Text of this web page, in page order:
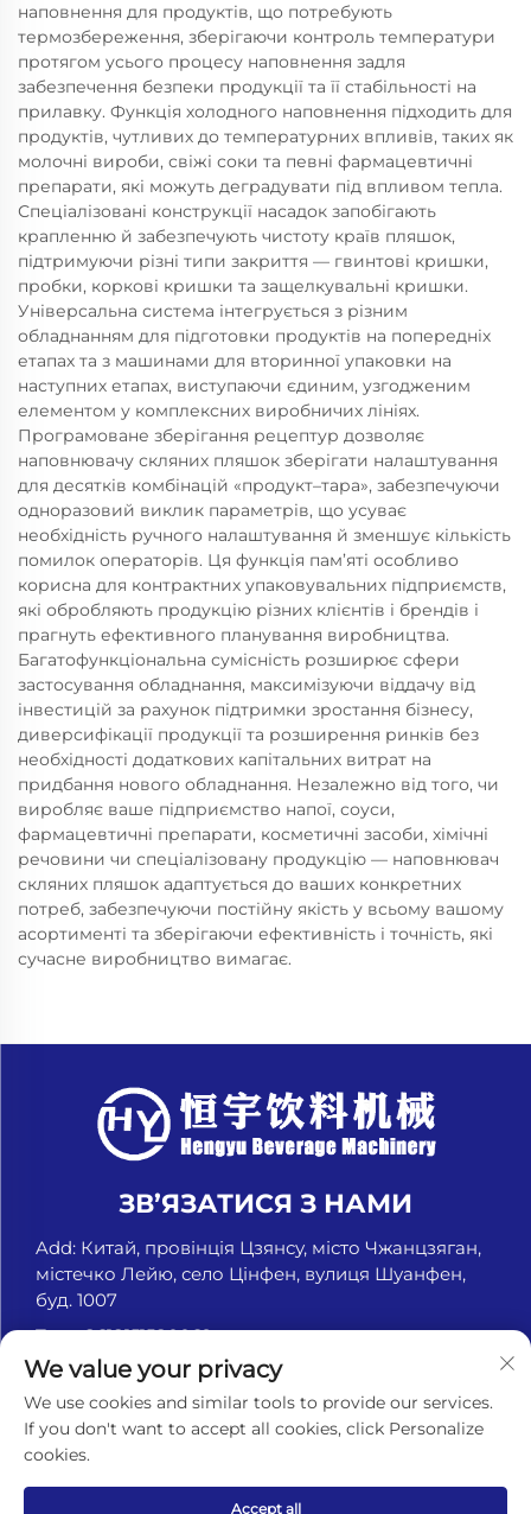
наповнення для продуктів, що потребують
термозбереження, зберігаючи контроль температури
протягом усього процесу наповнення задля
забезпечення безпеки продукції та її стабільності на
прилавку. Функція холодного наповнення підходить для
продуктів, чутливих до температурних впливів, таких як
молочні вироби, свіжі соки та певні фармацевтичні
препарати, які можуть деградувати під впливом тепла.
Спеціалізовані конструкції насадок запобігають
крапленню й забезпечують чистоту країв пляшок,
підтримуючи різні типи закриття — гвинтові кришки,
пробки, коркові кришки та защелкувальні кришки.
Універсальна система інтегрується з різним
обладнанням для підготовки продуктів на попередніх
етапах та з машинами для вторинної упаковки на
наступних етапах, виступаючи єдиним, узгодженим
елементом у комплексних виробничих лініях.
Програмоване зберігання рецептур дозволяє
наповнювачу скляних пляшок зберігати налаштування
для десятків комбінацій «продукт–тара», забезпечуючи
одноразовий виклик параметрів, що усуває
необхідність ручного налаштування й зменшує кількість
помилок операторів. Ця функція пам’яті особливо
корисна для контрактних упаковувальних підприємств,
які обробляють продукцію різних клієнтів і брендів і
прагнуть ефективного планування виробництва.
Багатофункціональна сумісність розширює сфери
застосування обладнання, максимізуючи віддачу від
інвестицій за рахунок підтримки зростання бізнесу,
диверсифікації продукції та розширення ринків без
необхідності додаткових капітальних витрат на
придбання нового обладнання. Незалежно від того, чи
виробляє ваше підприємство напої, соуси,
фармацевтичні препарати, косметичні засоби, хімічні
речовини чи спеціалізовану продукцію — наповнювач
скляних пляшок адаптується до ваших конкретних
потреб, забезпечуючи постійну якість у всьому вашому
асортименті та зберігаючи ефективність і точність, які
сучасне виробництво вимагає.
ЗВ’ЯЗАТИСЯ З НАМИ
Add: Китай, провінція Цзянсу, місто Чжанцзяган,
містечко Лейю, село Цінфен, вулиця Шуанфен,
буд. 1007
Тел.:+8618151580069
Ел. пошта:[email protected]
Авторське право © Чжанцзягань Хенгю Машина для
Політика конфіденційності
We value your privacy
We use cookies and similar tools to provide our services.
If you don't want to accept all cookies, click Personalize
cookies.
Accept all